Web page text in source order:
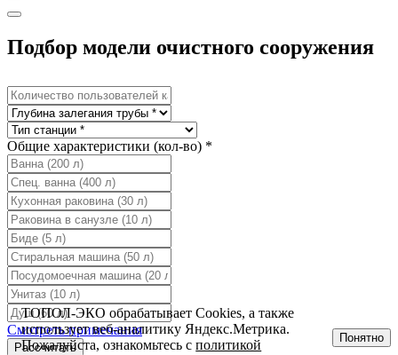
Подбор модели очистного сооружения
Общие характеристики (кол-во) *
Смотреть примечания
ТОПОЛ-ЭКО обрабатывает Cookies, а также
использует веб-аналитику Яндекс.Метрика.
Пожалуйста, ознакомьтесь сполитикой
Понятно